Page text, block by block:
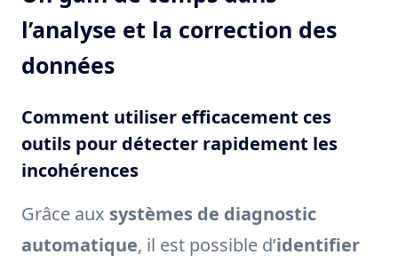
l’analyse et la correction des
données
Comment utiliser efficacement ces
outils pour détecter rapidement les
incohérences
Grâce aux systèmes de diagnostic
automatique, il est possible d’identifier